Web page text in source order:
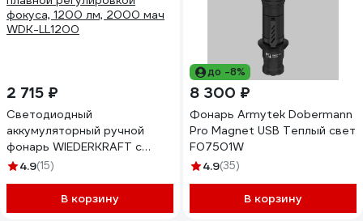
2 715 ₽
Светодиодный
аккумуляторный ручной
фонарь WIEDERKRAFT с
плавной регулировкой
WDK-LL1200
4.9(15)
В корзину
до -8%
8 300 ₽
Фонарь Armytek Dobermann
Pro Magnet USB Теплый свет
F07501W
4.9(35)
В корзину